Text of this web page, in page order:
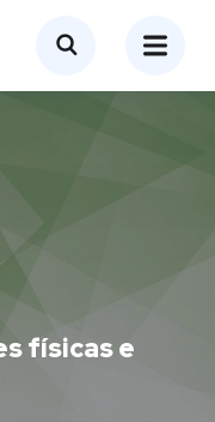
físicas e